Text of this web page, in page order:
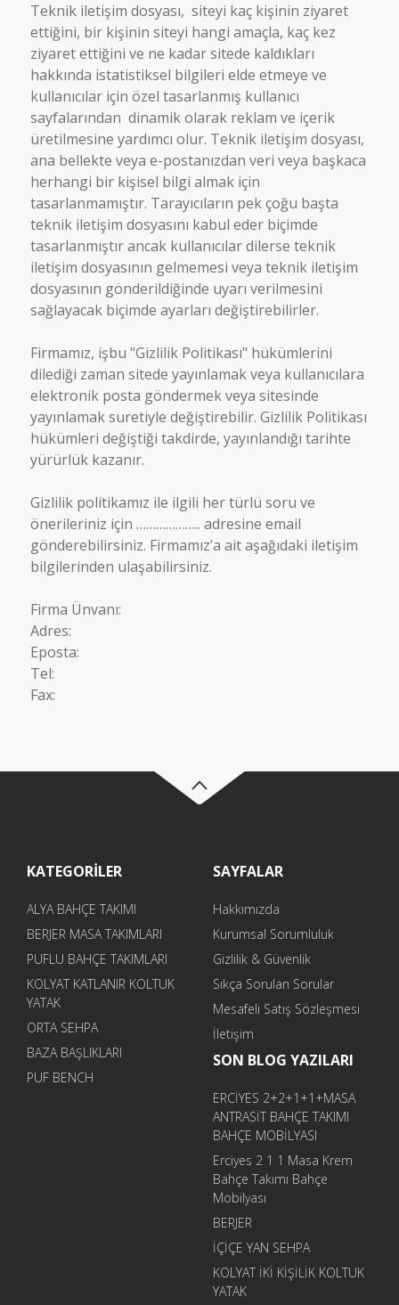
Teknik iletişim dosyası, siteyi kaç kişinin ziyaret
ettiğini, bir kişinin siteyi hangi amaçla, kaç kez
ziyaret ettiğini ve ne kadar sitede kaldıkları
hakkında istatistiksel bilgileri elde etmeye ve
kullanıcılar için özel tasarlanmış kullanıcı
sayfalarından dinamik olarak reklam ve içerik
üretilmesine yardımcı olur. Teknik iletişim dosyası,
ana bellekte veya e-postanızdan veri veya başkaca
herhangi bir kişisel bilgi almak için
tasarlanmamıştır. Tarayıcıların pek çoğu başta
teknik iletişim dosyasını kabul eder biçimde
tasarlanmıştır ancak kullanıcılar dilerse teknik
iletişim dosyasının gelmemesi veya teknik iletişim
dosyasının gönderildiğinde uyarı verilmesini
sağlayacak biçimde ayarları değiştirebilirler.
Firmamız, işbu "Gizlilik Politikası" hükümlerini
dilediği zaman sitede yayınlamak veya kullanıcılara
elektronik posta göndermek veya sitesinde
yayınlamak suretiyle değiştirebilir. Gizlilik Politikası
hükümleri değiştiği takdirde, yayınlandığı tarihte
yürürlük kazanır.
Gizlilik politikamız ile ilgili her türlü soru ve
önerileriniz için ……………….. adresine email
gönderebilirsiniz. Firmamız’a ait aşağıdaki iletişim
bilgilerinden ulaşabilirsiniz.
Firma Ünvanı:
Adres:
Eposta:
Tel:
Fax:
KATEGORİLER
ALYA BAHÇE TAKIMI
BERJER MASA TAKIMLARI
PUFLU BAHÇE TAKIMLARI
KOLYAT KATLANIR KOLTUK
YATAK
ORTA SEHPA
BAZA BAŞLIKLARI
PUF BENCH
SAYFALAR
Hakkımızda
Kurumsal Sorumluluk
Gizlilik & Güvenlik
Sıkça Sorulan Sorular
Mesafeli Satış Sözleşmesi
İletişim
SON BLOG YAZILARI
ERCİYES 2+2+1+1+MASA
ANTRASİT BAHÇE TAKIMI
BAHÇE MOBİLYASI
Erciyes 2 1 1 Masa Krem
Bahçe Takımı Bahçe
Mobilyası
BERJER
İÇİÇE YAN SEHPA
KOLYAT İKİ KİŞİLİK KOLTUK
YATAK